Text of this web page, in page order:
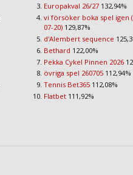
Europakval 26/27 132,94%
vi försöker boka spel igen
07-20) 129,87%
d'Alembert sequence
Bethard 122,00%
Pekka Cykel Pinnen 2026
övriga spel 260705 112,94%
Tennis Bet365 112,08%
Flatbet 111,92%